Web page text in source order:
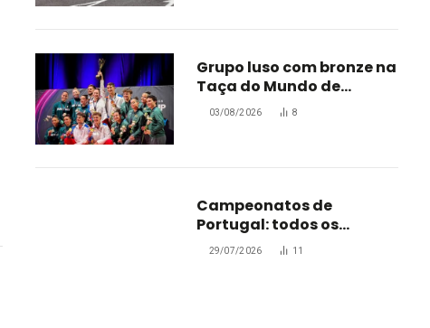
Grupo luso com bronze na
Taça do Mundo de
Oradea
03/08/2026 8
Campeonatos de
Portugal: todos os
campeões
29/07/2026 11